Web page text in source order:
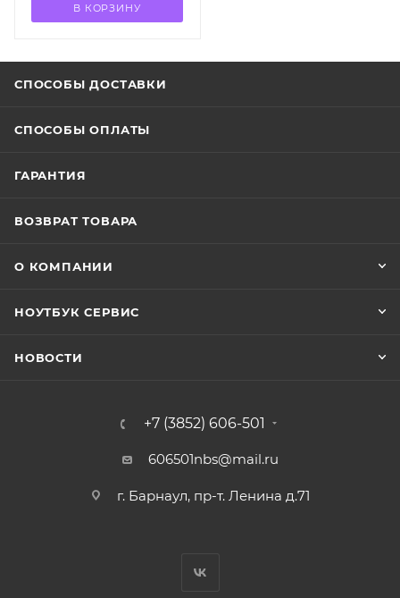
В КОРЗИНУ
СПОСОБЫ ДОСТАВКИ
СПОСОБЫ ОПЛАТЫ
ГАРАНТИЯ
ВОЗВРАТ ТОВАРА
О КОМПАНИИ
НОУТБУК СЕРВИС
НОВОСТИ
+7 (3852) 606-501
606501nbs@mail.ru
г. Барнаул, пр-т. Ленина д.71